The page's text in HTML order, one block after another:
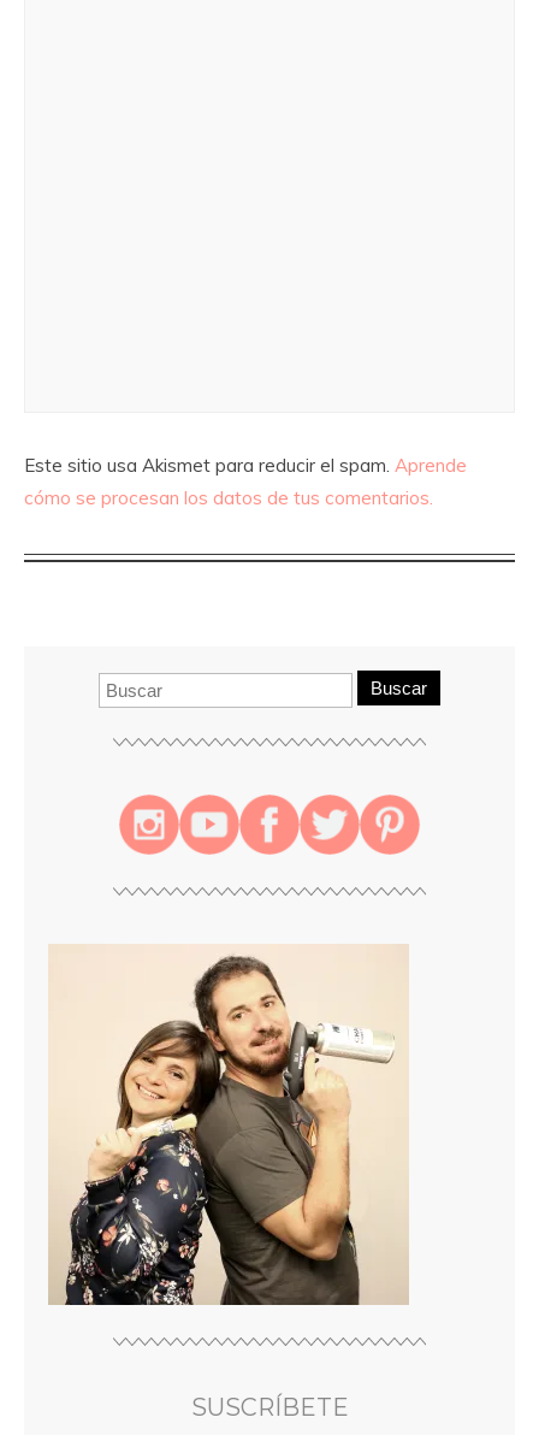
Este sitio usa Akismet para reducir el spam. Aprende
cómo se procesan los datos de tus comentarios.
Buscar
SUSCRÍBETE